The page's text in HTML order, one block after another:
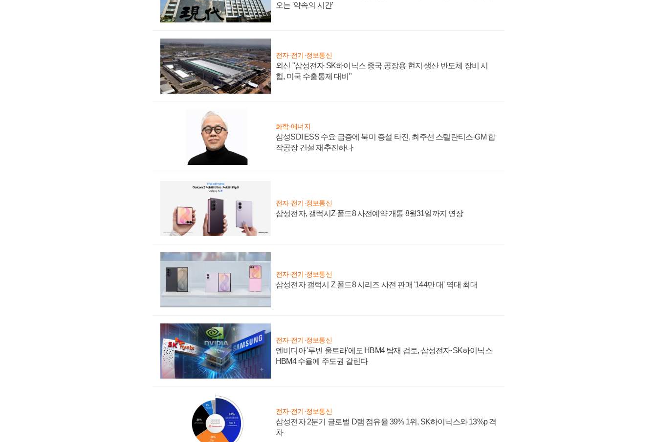
오는 '약속의 시간'
전자·전기·정보통신
외신 "삼성전자 SK하이닉스 중국 공장용 현지 생산 반도체 장비 시
험, 미국 수출통제 대비"
화학·에너지
삼성SDI ESS 수요 급증에 북미 증설 타진, 최주선 스텔란티스·GM 합
작공장 건설 재추진하나
전자·전기·정보통신
삼성전자, 갤럭시Z 폴드8 사전예약 개통 8월31일까지 연장
전자·전기·정보통신
삼성전자 갤럭시 Z 폴드8 시리즈 사전 판매 '144만 대' 역대 최대
전자·전기·정보통신
엔비디아 '루빈 울트라'에도 HBM4 탑재 검토, 삼성전자·SK하이닉스
HBM4 수율에 주도권 갈린다
전자·전기·정보통신
삼성전자 2분기 글로벌 D램 점유율 39% 1위, SK하이닉스와 13%p 격
차